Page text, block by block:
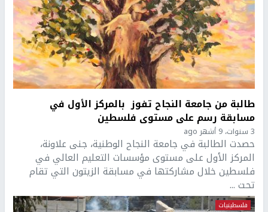
طالبة من جامعة النجاح تفوز بالمركز الأول في
مسابقة رسم على مستوى فلسطين
3 سنوات، 9 أشهر ago
حصدت الطالبة في جامعة النجاح الوطنية، جنى علاونة،
المركز الأول على مستوى مؤسسات التعليم العالي في
فلسطين خلال مشاركتها في مسابقة الزيتون التي تقام
تحت ...
فلسطينيات